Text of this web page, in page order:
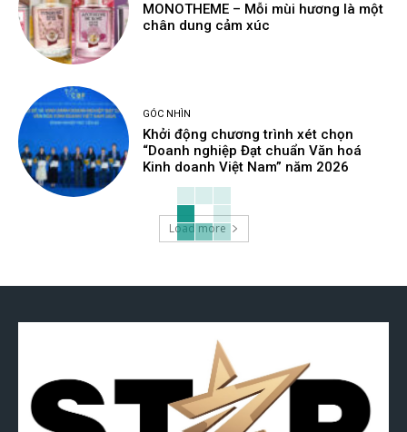
MONOTHEME – Mỗi mùi hương là một
chân dung cảm xúc
GÓC NHÌN
Khởi động chương trình xét chọn
“Doanh nghiệp Đạt chuẩn Văn hoá
Kinh doanh Việt Nam” năm 2026
Load more